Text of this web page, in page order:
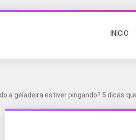
INICIO
a geladeira estiver pingando? 5 dicas